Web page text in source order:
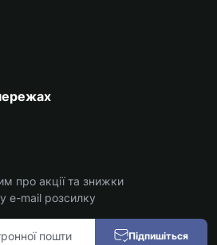
про акції та знижки
e-mail розсилку
Підпишіться